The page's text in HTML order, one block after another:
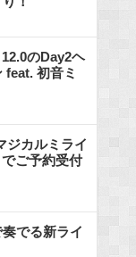
のDay2ヘ
feat. 初音ミ
ジカルミライ
ご予約受付
でる新ライ